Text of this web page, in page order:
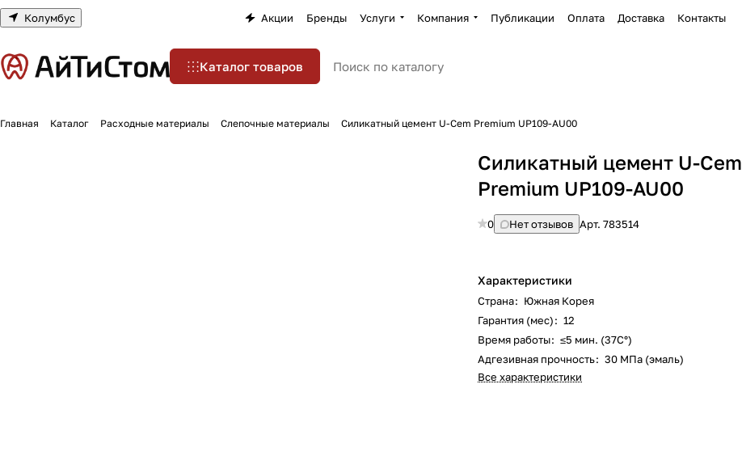
Колумбус Акции Бренды Услуги Компания Публикации Оплата Доставка Контакты
Каталог товаров
Главная Каталог Расходные материалы Слепочные материалы Силикатный цемент U-Cem Premium UP109-AU00
Силикатный цемент U-Cem
Premium UP109-AU00
0 Нет отзывов Арт.783514
Характеристики
Страна: Южная Корея
Гарантия (мес): 12
Время работы: ≤5 мин. (37С°)
Адгезивная прочность: 30 МПа (эмаль)
Все характеристики